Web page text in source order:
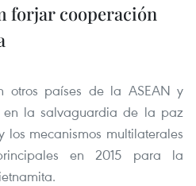
forjar cooperación
otros países de la ASEAN y
en la salvaguardia de la paz
mecanismos multilaterales
en 2015 para la